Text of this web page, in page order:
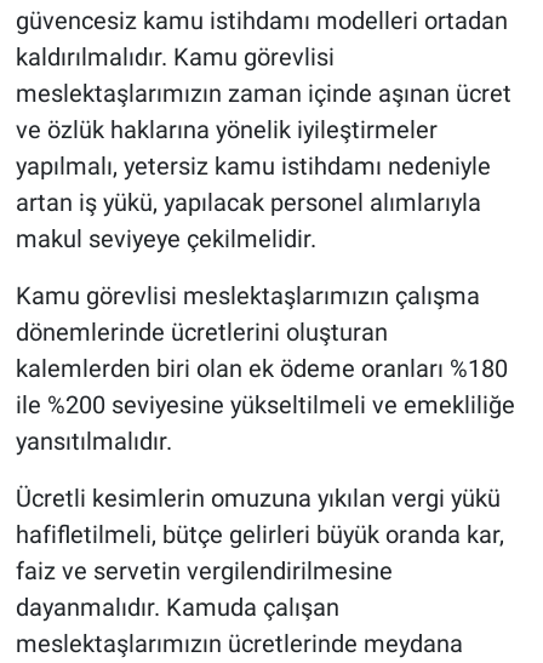
güvencesiz kamu istihdamı modelleri ortadan
kaldırılmalıdır. Kamu görevlisi
meslektaşlarımızın zaman içinde aşınan ücret
ve özlük haklarına yönelik iyileştirmeler
yapılmalı, yetersiz kamu istihdamı nedeniyle
artan iş yükü, yapılacak personel alımlarıyla
makul seviyeye çekilmelidir.
Kamu görevlisi meslektaşlarımızın çalışma
dönemlerinde ücretlerini oluşturan
kalemlerden biri olan ek ödeme oranları %180
ile %200 seviyesine yükseltilmeli ve emekliliğe
yansıtılmalıdır.
Ücretli kesimlerin omuzuna yıkılan vergi yükü
hafifletilmeli, bütçe gelirleri büyük oranda kar,
faiz ve servetin vergilendirilmesine
dayanmalıdır. Kamuda çalışan
meslektaşlarımızın ücretlerinde meydana